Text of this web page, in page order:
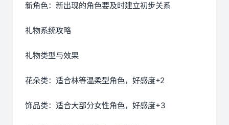
新角色：新出现的角色要及时建立初步关系
礼物系统攻略
礼物类型与效果
花朵类：适合林等温柔型角色，好感度+2
饰品类：适合大部分女性角色，好感度+3